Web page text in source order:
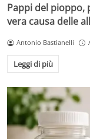
Pappi del pioppo,
vera causa delle
Antonio Bastianelli
Leggi di più